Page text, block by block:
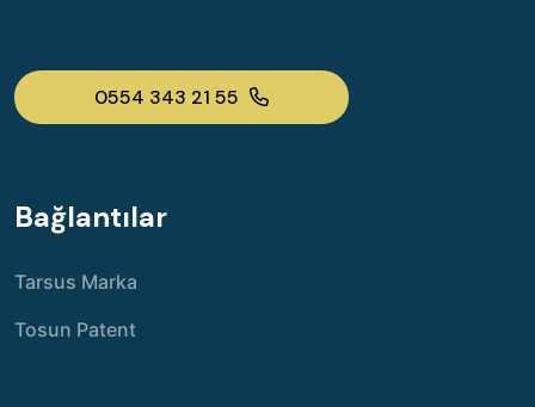
0554 343 21 55
Bağlantılar
Tarsus Marka
Tosun Patent